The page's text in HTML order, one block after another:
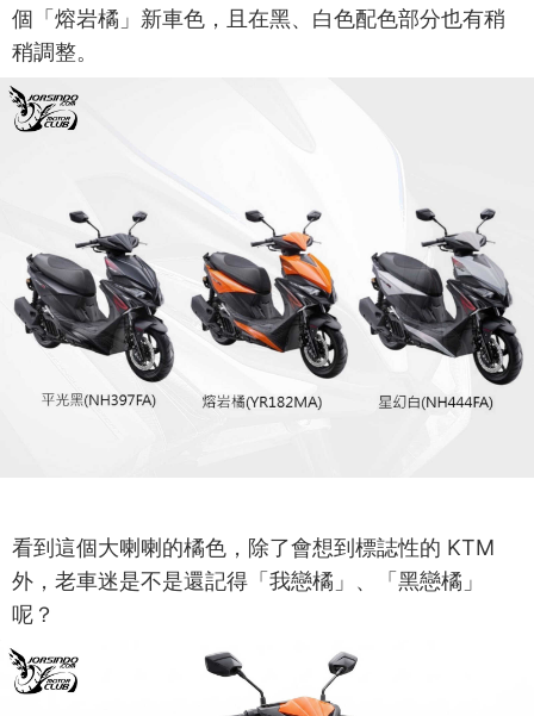
個「熔岩橘」新車色，且在黑、白色配色部分也有稍
稍調整。
看到這個大喇喇的橘色，除了會想到標誌性的 KTM
外，老車迷是不是還記得「我戀橘」、「黑戀橘」
呢？